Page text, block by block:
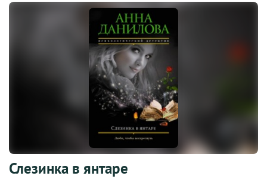
Слезинка в янтаре